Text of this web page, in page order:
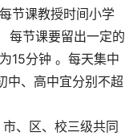
节课教授时间小学
每节课要留出一定的
15分钟 。每天集中
中、高中宜分别不超
、区、校三级共同